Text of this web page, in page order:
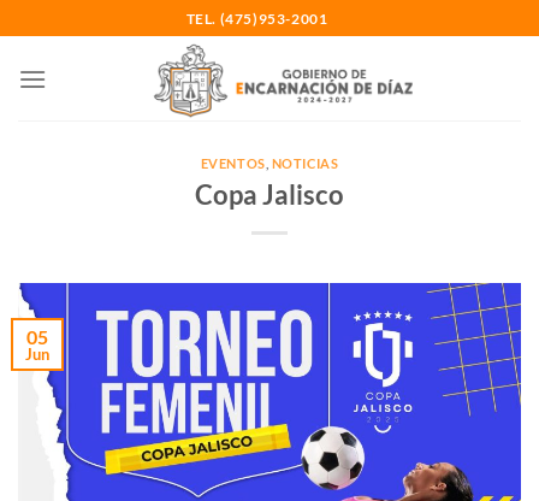
al
contenido
TEL. (475)953-2001
EVENTOS NOTICIAS
Copa Jalisco
05
Jun